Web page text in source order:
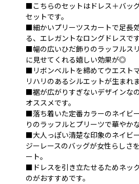
■こちらのセットはドレス＋バッ
セットです。
■細かいプリーツスカートで足長
る、エレガントなロングドレスです
■幅の広いひだ飾りのラッフルス
に見せてくれる嬉しい効果が◎
■リボンベルトを締めてウエスト
リハリのあるシルエットが生まれま
■裾が広がりすぎないデザインな
オススメです。
■落ち着いた定番カラーのネイビ
りのラッフルとプリーツで華やか
■大人っぽい清楚な印象のネイビ
ジーレースのバッグが女性らしさ
ート。
■ドレスを引き立たせるためネッ
のがおすすめです。